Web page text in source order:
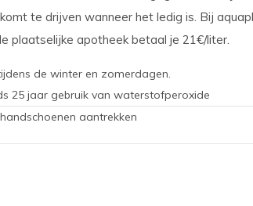
te drijven wanneer het ledig is. Bij
plaatselijke apotheek betaal je 21€/liter.
de winter en zomerdagen.
25 jaar gebruik van waterstofperoxide
aantrekken